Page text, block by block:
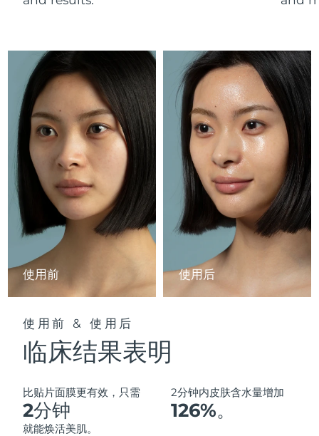
使用前 使用后
使用前 & 使用后
临床结果表明
比贴片面膜更有效，只需
2分钟
就能焕活美肌。
2分钟内皮肤含水量增加
126%。
FAQ™护肤品
FAQ™产品
All anti-aging treatments
FAQ™护肤品
FAQ™产品
All LED treatments
FAQ™ products
All toning treatments
PEACH™ 2
IPL hair removal
PEACH™ 2 go
Travel-friendly IPL hair removal
PEACH™ Cooling Prep Gel
Cooling IPL hair removal gel
LUNA™ 4 body
Massaging body brush
SUPERCHARGED™ serum
Firming body serum
痘肌护理
ESPADA™ 2 plus
Recurring acne LED therapy
ESPADA™ 2
Acne treatment device
ESPADA™ Blemish Solution
Concentrated acne gel
ESPADA™ 设备
All acne treatment devices
眼部护理
BEAR™ 2 eyes & lips
Microcurrent line smoothing device
IRIS™ 2
Rejuvenating eye massager
眼部护肤
Advanced eye care treatment
眼部护理设备
All revitalizing eye massagers
毛孔护理
KIWI™ derma
Diamond microdermabrasion .
Blackhead remover
KIWI™ 皮肤护理
Advanced pore care essentials
护发
LUNA™ 4 hair
2-in-1 LED scalp massager
FLIP™ play advanced
LED light hairbrush
LUNA™ Dual-Peptide Scalp
Serum
For healthy hair
牙齿美白
NEW
issa™ Teeth Whitening Set
Dual LED + sonic device & 18% PAP gel
issa™ Teeth Whitening Gel
18% PAP
更多的
德国 预计送达日期8/9/26
直布罗陀 预计送达日期 8/13/26
希腊 预计送达日期8/9/26
中国香港特别行政区 预计送达日期8/10/26
匈牙利 预计送达日期 8/9/26
冰岛 预计送达日期8/10/26
印度尼西亚 预计送达日期
爱尔兰 8/9/26
马恩岛
以色列
意大利 预计送达日期8/9/26
日本